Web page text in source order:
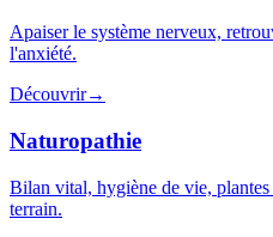
Apaiser le système nerveux,
l'anxiété.
Découvrir→
Naturopathie
Bilan vital, hygiène de vie,
terrain.